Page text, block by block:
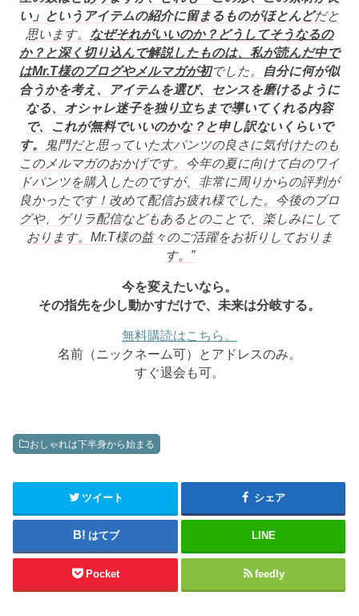
い」 というアイテムの紹介に留まるものがほとんどだと
思います。 なぜそれがいいのか？どうしてそうなるの
か？ と深く切り込んで解説したものは、私が読んだ中で
はMr.T様のブログやメルマガが初でした。
自分に何が似
合うかを考え、アイテムを選び、
センスを磨けるように
なる、 オシャレ迷子を独り立ちまで導いてくれる内容
で、これが無料でいいのかな？と申し訳ないくらいで
す。
鬼門だと思っていた太パンツの良さに気付けたのも
このメルマガのおかげです。 今年の夏に向けて白のワイ
ドパンツを購入したのですが、 非常に周りからの評判が
良かったです！ 改めて配信お疲れ様でした。今後のブロ
グや、 ゲリラ配信などもあるとのことで、楽しみにして
おります。 Mr.T様の益々のご活躍をお祈りしておりま
す。”
今を変えたいなら。
その指先を少し動かすだけで、未来は分岐する。
無料購読はこちら。
名前（ニックネーム可）とアドレスのみ。
すぐ退会も可。
おしゃれは下半身から始まる
ツイート シェア
はてブ LINE
Pocket feedly